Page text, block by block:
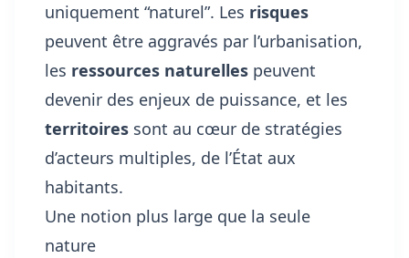
uniquement “naturel”. Les risques
peuvent être aggravés par l’urbanisation,
les ressources naturelles peuvent
devenir des enjeux de puissance, et les
territoires sont au cœur de stratégies
d’acteurs multiples, de l’État aux
habitants.
Une notion plus large que la seule
nature